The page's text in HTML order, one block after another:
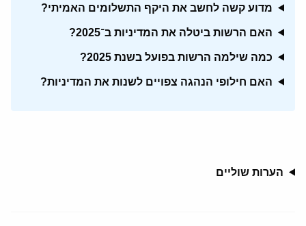
מדוע קשה לחשב את היקף התשלומים האמיתי?
האם הרשות ביטלה את המדיניות ב־2025?
כמה שילמה הרשות בפועל בשנת 2025?
האם חילופי הנהגה צפויים לשנות את המדיניות?
הערות שוליים